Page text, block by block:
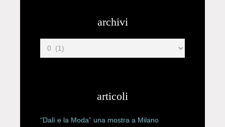
archivi
articoli
“Dalì e la Moda” una mostra a Milano